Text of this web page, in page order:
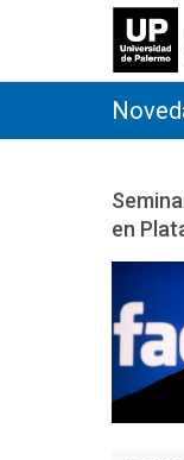
en